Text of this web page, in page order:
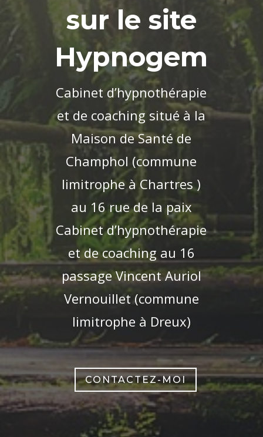
sur le site
Hypnogem
Cabinet d’hypnothérapie
et de coaching situé à la
Maison de Santé de
Champhol (commune
limitrophe à Chartres )
au 16 rue de la paix
Cabinet d’hypnothérapie
et de coaching au 16
passage Vincent Auriol
Vernouillet (commune
limitrophe à Dreux)
CONTACTEZ-MOI